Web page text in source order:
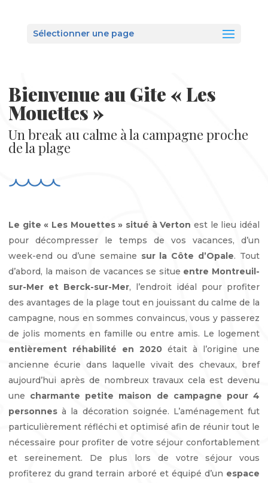
Sélectionner une page
Bienvenue au Gite « Les
Mouettes »
Un break au calme à la campagne proche
de la plage
Le gite « Les Mouettes » situé à Verton est le lieu idéal
pour décompresser le temps de vos vacances, d’un
week-end ou d’une semaine sur la Côte d’Opale. Tout
d’abord, la maison de vacances se situe entre Montreuil-
sur-Mer et Berck-sur-Mer, l’endroit idéal pour profiter
des avantages de la plage tout en jouissant du calme de la
campagne, nous en sommes convaincus, vous y passerez
de jolis moments en famille ou entre amis. Le logement
entièrement réhabilité en 2020 était à l’origine une
ancienne écurie dans laquelle vivait des chevaux, bref
aujourd’hui après de nombreux travaux cela est devenu
une charmante petite maison de campagne pour 4
personnes à la décoration soignée. L’aménagement fut
particulièrement réfléchi et optimisé afin de réunir tout le
nécessaire pour profiter de votre séjour confortablement
et sereinement. De plus lors de votre séjour vous
profiterez du grand terrain arboré et équipé d’un espace